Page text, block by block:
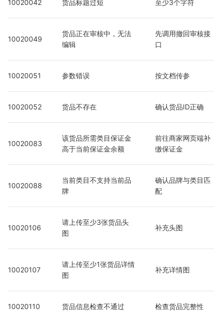
10020042 货品标题过短 至少3个字符
10020049
货品正在审核中，无法
编辑
先调用撤回审核接
口
10020051 参数错误 按文档传参
10020052 货品不存在 确认货品ID正确
10020083
该货品所需类目保证金
高于当前保证金余额
前往商家网页端补
缴保证金
10020088
当前类目不支持当前品
牌
确认品牌与类目匹
配
10020106
请上传至少3张货品头
图
补充头图
10020107
请上传至少1张货品详情
图
补充详情图
10020110 货品信息检查不通过 检查货品完整性